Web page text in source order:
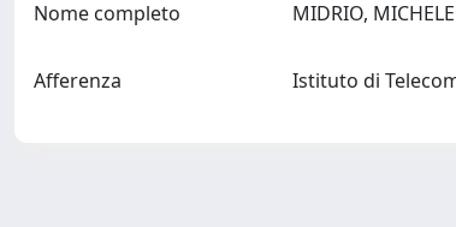
Nome completo MIDRIO, MICHELE
Afferenza Istituto di